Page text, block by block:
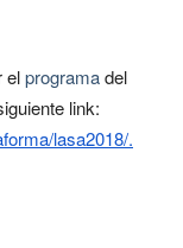
elprogramadel
link:
lasa2018/.